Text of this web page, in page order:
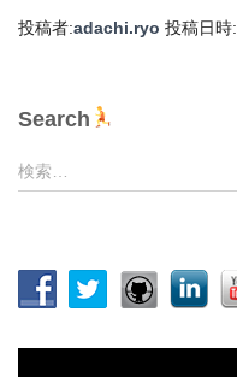
投稿者:adachi.ryo 投稿日時:
Search
検
索
検索…